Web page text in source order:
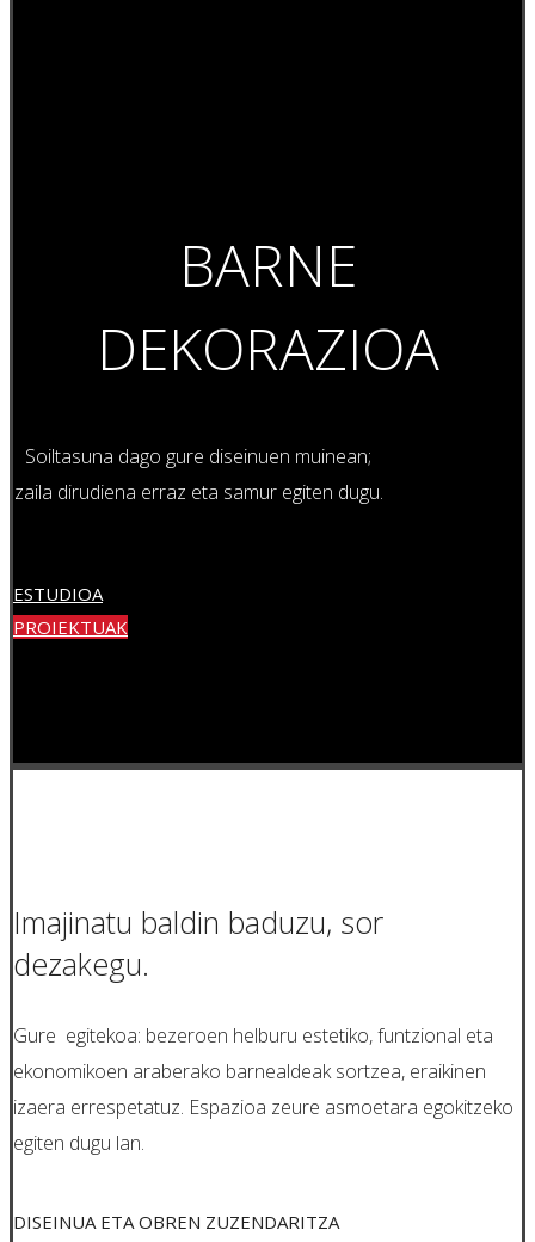
BARNE
DEKORAZIOA
Soiltasuna dago gure diseinuen muinean;
zaila dirudiena erraz eta samur egiten dugu.
ESTUDIOA
PROIEKTUAK
Imajinatu baldin baduzu, sor
dezakegu.
Gure egitekoa: bezeroen helburu estetiko, funtzional eta
ekonomikoen araberako barnealdeak sortzea, eraikinen
izaera errespetatuz. Espazioa zeure asmoetara egokitzeko
egiten dugu lan.
DISEINUA ETA OBREN ZUZENDARITZA